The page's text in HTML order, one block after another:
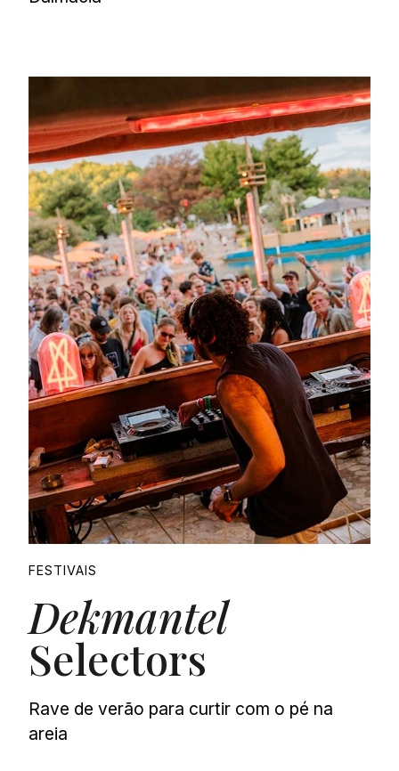
FESTIVAIS
Dekmantel
Selectors
Rave de verão para curtir com o pé na
areia